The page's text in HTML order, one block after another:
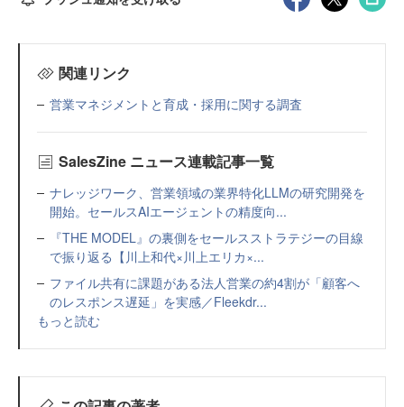
関連リンク
営業マネジメントと育成・採用に関する調査
SalesZine ニュース連載記事一覧
ナレッジワーク、営業領域の業界特化LLMの研究開発を
開始。セールスAIエージェントの精度向...
『THE MODEL』の裏側をセールスストラテジーの目線
で振り返る【川上和代×川上エリカ×...
ファイル共有に課題がある法人営業の約4割が「顧客へ
のレスポンス遅延」を実感／Fleekdr...
もっと読む